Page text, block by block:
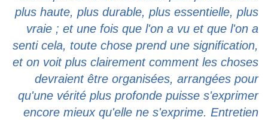
plus haute, plus durable, plus essentielle, plus
vraie ; et une fois que l'on a vu et que l'on a
senti cela, toute chose prend une signification,
et on voit plus clairement comment les choses
devraient être organisées, arrangées pour
qu'une vérité plus profonde puisse s'exprimer
encore mieux qu'elle ne s'exprime. Entretien